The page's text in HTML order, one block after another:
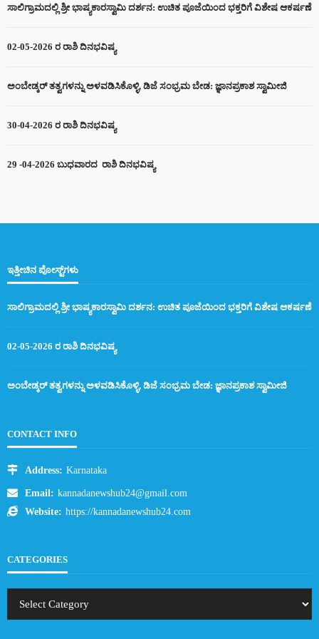
ಸಾಲಿಗ್ರಾಮದಲ್ಲಿ ಶ್ರೀ ಭಾಷ್ಯಕಾರಸ್ವಾಮಿ ದರ್ಶನ: ಉಚಿತ ಪೂಜೆಯಿಂದ ಭಕ್ತರಿಗೆ ವಿಶೇಷ ಆಕರ್ಷಣೆ
02-05-2026 ರ ರಾಶಿ ದಿನಭವಿಷ್ಯ
ಅಂಬೇಡ್ಕರ್ ತತ್ವಗಳನ್ನು ಅಳವಡಿಸಿಕೊಳ್ಳಿ, ಡಿಜೆ ಸಂಭ್ರಮ ಬೇಡ: ಜ್ಞಾನಪ್ರಕಾಶ ಸ್ವಾಮೀಜಿ
30-04-2026 ರ ರಾಶಿ ದಿನಭವಿಷ್ಯ
29 -04-2026 ಬುಧವಾರದ ರಾಶಿ ದಿನಭವಿಷ್ಯ
ಇತ್ತೀಚಿನ ಪೋಸ್ಟ್‌ಗಳು
ಸಾಲಿಗ್ರಾಮದಲ್ಲಿ ಶ್ರೀ ಭಾಷ್ಯಕಾರಸ್ವಾಮಿ ದರ್ಶನ: ಉಚಿತ ಪೂಜೆಯಿಂದ ಭಕ್ತರಿಗೆ ವಿಶೇಷ ಆಕರ್ಷಣೆ
02-05-2026 ರ ರಾಶಿ ದಿನಭವಿಷ್ಯ
ಅಂಬೇಡ್ಕರ್ ತತ್ವಗಳನ್ನು ಅಳವಡಿಸಿಕೊಳ್ಳಿ, ಡಿಜೆ ಸಂಭ್ರಮ ಬೇಡ: ಜ್ಞಾನಪ್ರಕಾಶ ಸ್ವಾಮೀಜಿ
CONTACT INFO
Address: Karnataka
Email: kannadanewshub24@gmail.com
Website: https://kannadanewshub24.com
CATEGORIES